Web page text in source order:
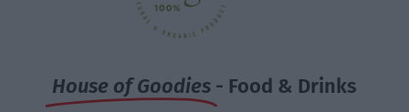
House of Goodies - Food & Drinks